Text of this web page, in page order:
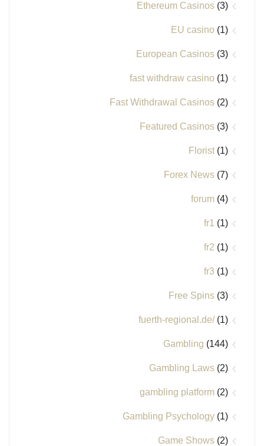
Ethereum Casinos (3)
EU casino (1)
European Casinos (3)
fast withdraw casino (1)
Fast Withdrawal Casinos (2)
Featured Casinos (3)
Florist (1)
Forex News (7)
forum (4)
fr1 (1)
fr2 (1)
fr3 (1)
Free Spins (3)
fuerth-regional.de/(1)
Gambling (144)
Gambling Laws (2)
gambling platform (2)
Gambling Psychology (1)
Game Shows (2)